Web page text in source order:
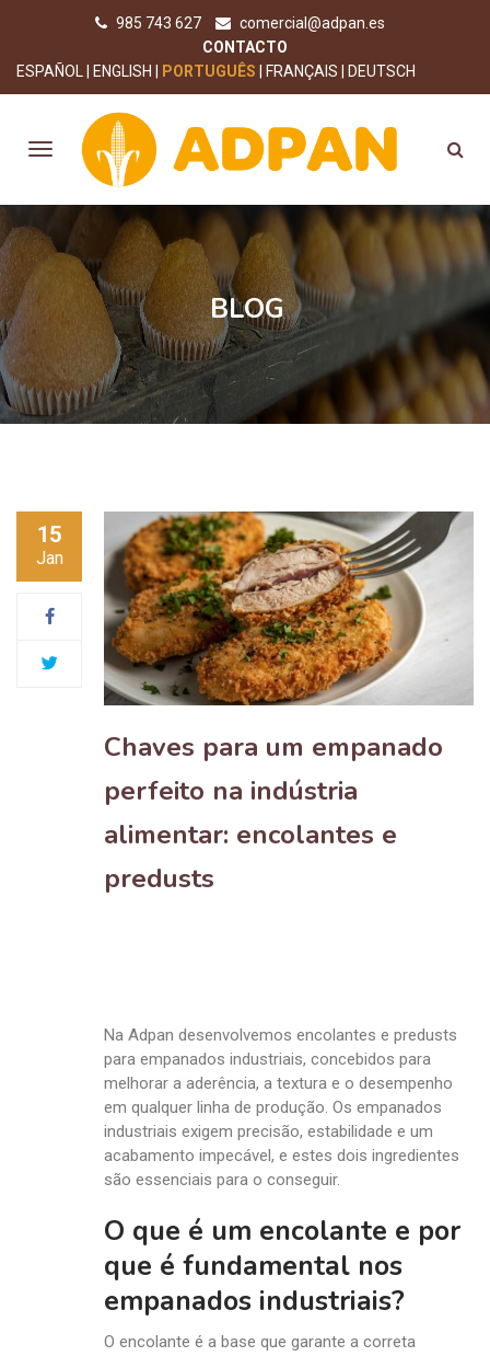
985 743 627
comercial@adpan.es
CONTACTO
ESPAÑOL
ENGLISH PORTUGUÊS FRANÇAIS DEUTSCH
BLOG
15
Jan
Chaves para um empanado
perfeito na indústria
alimentar: encolantes e
predusts
Na Adpan desenvolvemos encolantes e predusts
para empanados industriais, concebidos para
melhorar a aderência, a textura e o desempenho
em qualquer linha de produção. Os empanados
industriais exigem precisão, estabilidade e um
acabamento impecável, e estes dois ingredientes
são essenciais para o conseguir.
O que é um encolante e por
que é fundamental nos
empanados industriais?
O encolante é a base que garante a correta